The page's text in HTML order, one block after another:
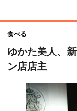
食べる
ゆかた美人、
ン店店主